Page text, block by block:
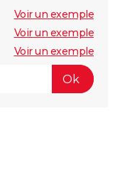
Voir un exemple
Voir un exemple
Voir un exemple